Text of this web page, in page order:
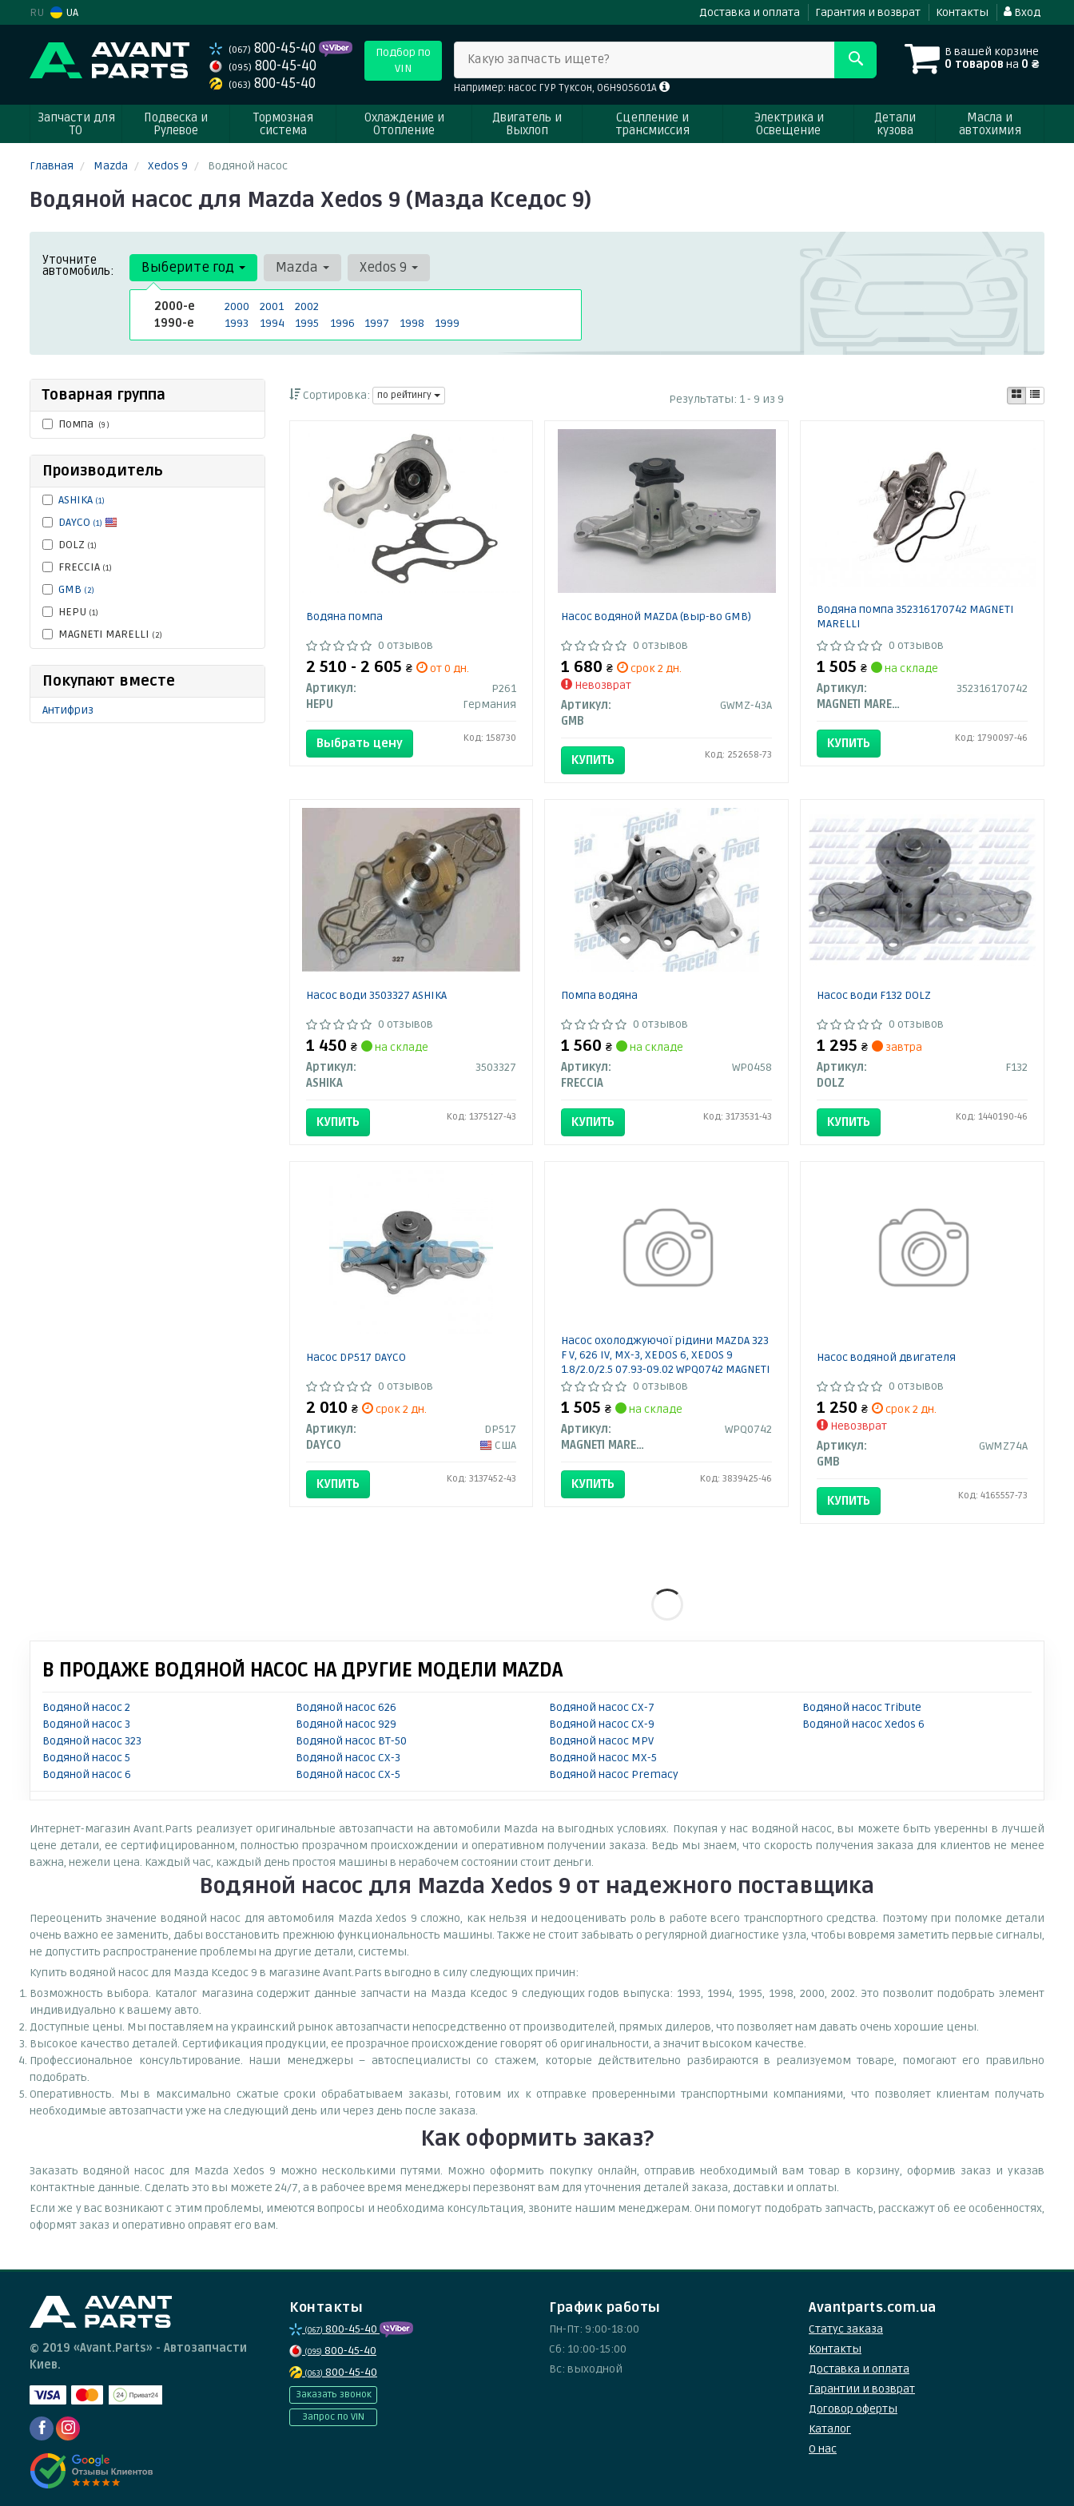
RU UA Доставка и оплата Гарантия и возврат Контакты Вход
(067) 800-45-40
(095) 800-45-40
(063) 800-45-40
Подбор по
VIN
В вашей корзине
0 товаров на 0 ₴
Какую запчасть ищете?
Например: насос ГУР Туксон, 06H905601A
Запчасти для
ТО
Подвеска и
Рулевое
Тормозная
система
Охлаждение и
Отопление
Двигатель и
Выхлоп
Сцепление и
трансмиссия
Электрика и
Освещение
Детали
кузова
Масла и
автохимия
Главная Mazda Xedos 9 Водяной насос
Водяной насос для Mazda Xedos 9 (Мазда Кседос 9)
Уточните
автомобиль: Выберите год
2000-е 2000 2001
2002
1990-е
1993 1994 1995 1996 1997 1998 1999
Mazda Xedos 9
Товарная группа
Помпа (9 )
Производитель
ASHIKA (1)
DAYCO (1)
DOLZ (1)
FRECCIA (1)
GMB (2)
HEPU (1)
MAGNETI MARELLI (2)
Покупают вместе
Антифриз
Сортировка: по рейтингу Результаты: 1 - 9 из 9
Водяна помпа
0 отзывов
2 510 - 2 605 ₴
от 0 дн.
Артикул:
P261
HEPU
Германия
Выбрать цену Код: 158730
Насос водяной MAZDA (выр-во GMB)
0 отзывов
1 680₴
срок 2 дн.
Невозврат
Артикул:
GWMZ-43A
GMB
КУПИТЬ Код: 252658-73
Водяна помпа 352316170742 MAGNETI
MARELLI
0 отзывов
1 505₴
на складе
Артикул:
352316170742
MAGNETI MARELLI
КУПИТЬ Код: 1790097-46
Насос води 3503327 ASHIKA
0 отзывов
1 450 ₴
на складе
Артикул:
3503327
ASHIKA
КУПИТЬ Код: 1375127-43
Помпа водяна
0 отзывов
1 560₴
на складе
Артикул:
WP0458
FRECCIA
КУПИТЬ Код: 3173531-43
Насос води F132 DOLZ
0 отзывов
1 295₴
завтра
Артикул:
F132
DOLZ
КУПИТЬ Код: 1440190-46
Насос DP517 DAYCO
0 отзывов
2 010 ₴
срок 2 дн.
Артикул:
DP517
DAYCO
США
КУПИТЬ Код: 3137452-43
Насос охолоджуючої рідини MAZDA 323
F V, 626 IV, MX-3, XEDOS 6, XEDOS 9
1.8/2.0/2.5 07.93-09.02 WPQ0742 MAGNETI
MARELLI
0 отзывов
1 505₴
на складе
Артикул:
WPQ0742
MAGNETI MARELLI
КУПИТЬ Код: 3839425-46
Насос водяной двигателя
0 отзывов
1 250₴
срок 2 дн.
Невозврат
Артикул:
GWMZ74A
GMB
КУПИТЬ Код: 4165557-73
В ПРОДАЖЕ ВОДЯНОЙ НАСОС НА ДРУГИЕ МОДЕЛИ MAZDA
Водяной насос 2
Водяной насос 3
Водяной насос 323
Водяной насос 5
Водяной насос 6
Водяной насос 626
Водяной насос 929
Водяной насос BT-50
Водяной насос CX-3
Водяной насос CX-5
Водяной насос CX-7
Водяной насос CX-9
Водяной насос MPV
Водяной насос MX-5
Водяной насос Premacy
Водяной насос Tribute
Водяной насос Xedos 6
Интернет-магазин Avant.Parts реализует оригинальные автозапчасти на автомобили Mazda на выгодных условиях. Покупая у нас водяной насос, вы можете быть уверенны в лучшей
цене детали, ее сертифицированном, полностью прозрачном происхождении и оперативном получении заказа. Ведь мы знаем, что скорость получения заказа для клиентов не менее
важна, нежели цена. Каждый час, каждый день простоя машины в нерабочем состоянии стоит деньги.
Водяной насос для Mazda Xedos 9 от надежного поставщика
Переоценить значение водяной насос для автомобиля Mazda Xedos 9 сложно, как нельзя и недооценивать роль в работе всего транспортного средства. Поэтому при поломке детали
очень важно ее заменить, дабы восстановить прежнюю функциональность машины. Также не стоит забывать о регулярной диагностике узла, чтобы вовремя заметить первые сигналы,
не допустить распространение проблемы на другие детали, системы.
Купить водяной насос для Мазда Кседос 9 в магазине Avant.Parts выгодно в силу следующих причин:
Возможность выбора. Каталог магазина содержит данные запчасти на Мазда Кседос 9 следующих годов выпуска: 1993, 1994, 1995, 1998, 2000, 2002. Это позволит подобрать элемент
индивидуально к вашему авто.
Доступные цены. Мы поставляем на украинский рынок автозапчасти непосредственно от производителей, прямых дилеров, что позволяет нам давать очень хорошие цены.
Высокое качество деталей. Сертификация продукции, ее прозрачное происхождение говорят об оригинальности, а значит высоком качестве.
Профессиональное консультирование. Наши менеджеры – автоспециалисты со стажем, которые действительно разбираются в реализуемом товаре, помогают его правильно
подобрать.
Оперативность. Мы в максимально сжатые сроки обрабатываем заказы, готовим их к отправке проверенными транспортными компаниями, что позволяет клиентам получать
необходимые автозапчасти уже на следующий день или через день после заказа.
Как оформить заказ?
Заказать водяной насос для Mazda Xedos 9 можно несколькими путями. Можно оформить покупку онлайн, отправив необходимый вам товар в корзину, оформив заказ и указав
контактные данные. Сделать это вы можете 24/7, а в рабочее время менеджеры перезвонят вам для уточнения деталей заказа, доставки и оплаты.
Если же у вас возникают с этим проблемы, имеются вопросы и необходима консультация, звоните нашим менеджерам. Они помогут подобрать запчасть, расскажут об ее особенностях,
оформят заказ и оперативно оправят его вам.
© 2019 «Avant.Parts» - Автозапчасти
Киев.
Контакты
(067) 800-45-40
(095) 800-45-40
(063) 800-45-40
Заказать звонок
Запрос по VIN
График работы
Пн-Пт: 9:00-18:00
Сб: 10:00-15:00
Вс: выходной
Avantparts.com.ua
Статус заказа
Контакты
Доставка и оплата
Гарантии и возврат
Договор оферты
Каталог
О нас